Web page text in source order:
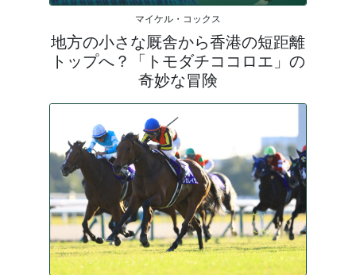
マイケル・コックス
地方の小さな厩舎から香港の短距離
トップへ？「トモダチココロエ」の
奇妙な冒険